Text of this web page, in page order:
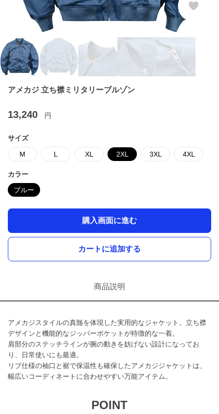
アメカジ 立ち襟ミリタリーブルゾン
13,240 円
サイズ
M L XL 2XL 3XL 4XL
カラー
ブルー
購入画面に進む
カートに追加する
商品説明
アメカジスタイルの真髄を体現した実用的なジャケット。立ち襟
デザインと機能的なジッパーポケットが特徴的な一着。
肩部分のステッチラインが腕の動きを妨げない設計になってお
り、日常使いにも最適。
リブ仕様の袖口と裾で保温性も確保したアメカジジャケットは、
幅広いコーディネートに合わせやすい万能アイテム。
POINT